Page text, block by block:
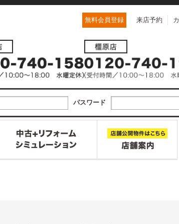
無料会員登録 来店予約
パスワード